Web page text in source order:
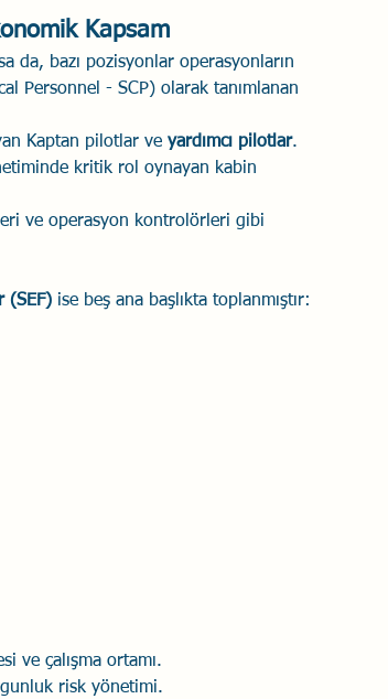
Kapsam
da, bazı pozisyonlar operasyonların
Personnel - SCP) olarak tanımlanan
Kaptan pilotlar ve yardımcı pilotlar.
kritik rol oynayan kabin
ve operasyon kontrolörleri gibi
(SEF) ise beş ana başlıkta toplanmıştır:
ve çalışma ortamı.
risk yönetimi.